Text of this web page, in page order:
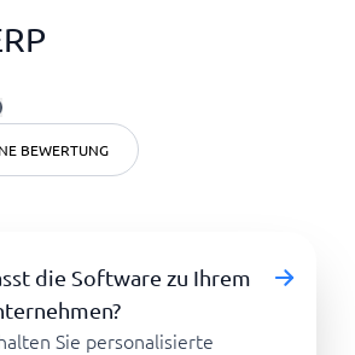
BEWERTUNG
die Software zu Ihrem
Sie personalisierte